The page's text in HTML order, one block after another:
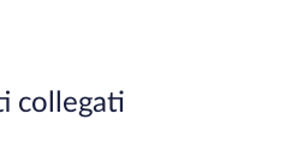
collegati